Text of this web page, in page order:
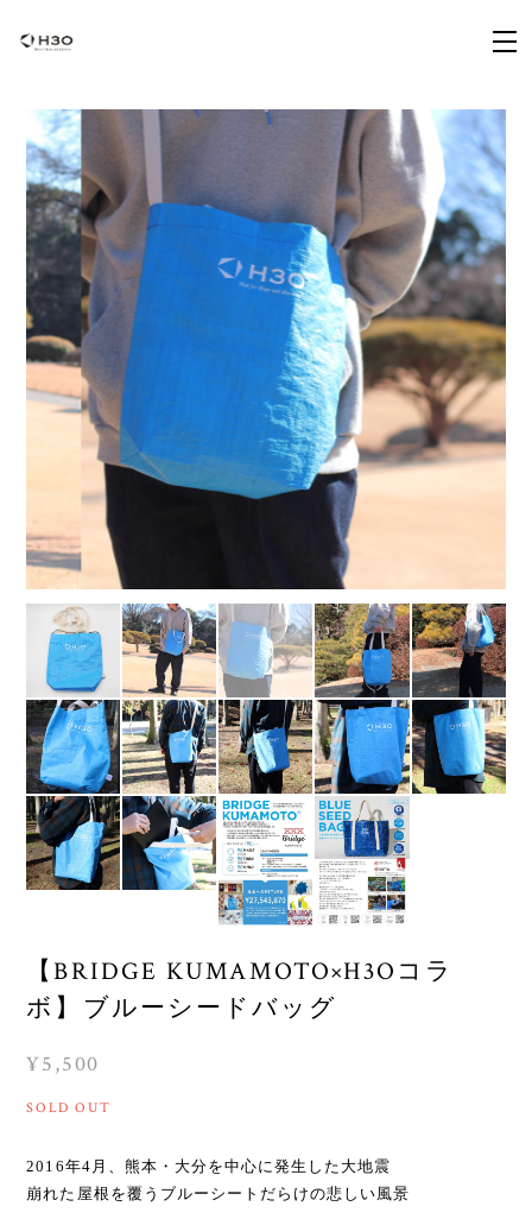
【BRIDGE KUMAMOTO×H3Oコラ
ボ】ブルーシードバッグ
¥5,500
SOLD OUT
2016年4月、熊本・大分を中心に発生した大地震
崩れた屋根を覆うブルーシートだらけの悲しい風景